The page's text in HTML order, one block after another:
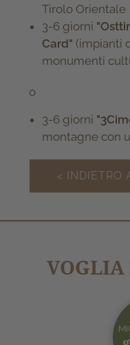
Tirolo Orientale
3-6 giorni
Card" (impianti
monumenti
o
3-6 giorni
montagne con
< INDIETRO
VOGLIA